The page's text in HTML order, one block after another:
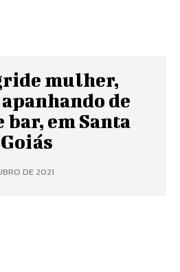
mulher,
de
em Santa
DE 2021